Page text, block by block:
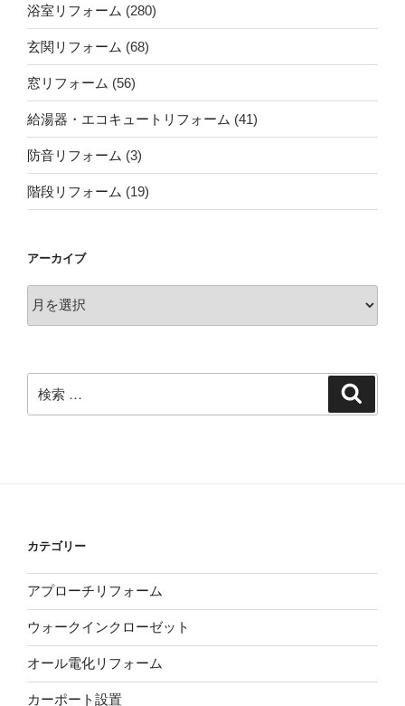
浴室リフォーム (280)
玄関リフォーム (68)
窓リフォーム (56)
給湯器・エコキュートリフォーム (41)
防音リフォーム (3)
階段リフォーム (19)
アーカイブ
ー
索:
カテゴリー
アプローチリフォーム
ウォークインクローゼット
オール電化リフォーム
カーポート設置